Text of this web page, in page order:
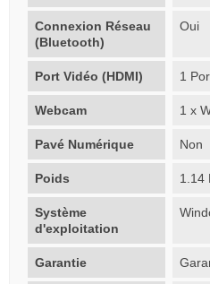
Connexion Réseau
(Bluetooth)
Oui
Port Vidéo (HDMI) 1
Webcam 1 x
Pavé Numérique Non
Poids 1.14
Système
d'exploitation
Garantie